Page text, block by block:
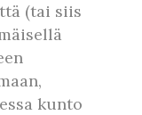
(tai siis
kunto